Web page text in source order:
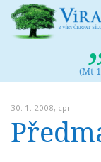
(Mt
30. 1. 2008, cpr